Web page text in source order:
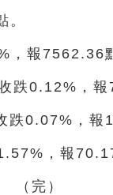
，報7562.36
跌0.12%，報
跌0.07%，報
，報
完）